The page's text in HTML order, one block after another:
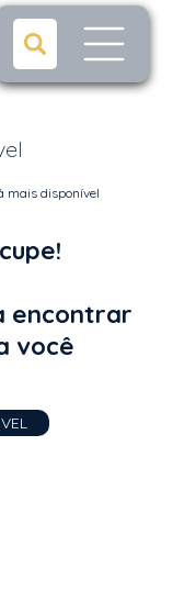
mais disponível
encontrar
você